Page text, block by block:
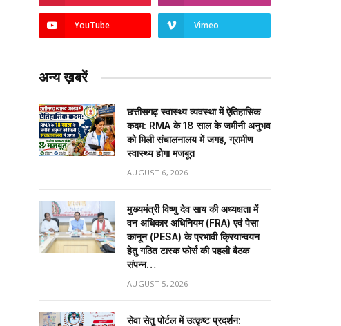
YouTube Vimeo
अन्य ख़बरें
छत्तीसगढ़ स्वास्थ्य व्यवस्था में ऐतिहासिक
कदम: RMA के 18 साल के जमीनी अनुभव
को मिली संचालनालय में जगह, ग्रामीण
स्वास्थ्य होगा मजबूत
AUGUST 6, 2026
मुख्यमंत्री विष्णु देव साय की अध्यक्षता में
वन अधिकार अधिनियम (FRA) एवं पेसा
कानून (PESA) के प्रभावी क्रियान्वयन
हेतु गठित टास्क फोर्स की पहली बैठक
संपन्न…
AUGUST 5, 2026
सेवा सेतु पोर्टल में उत्कृष्ट प्रदर्शन: